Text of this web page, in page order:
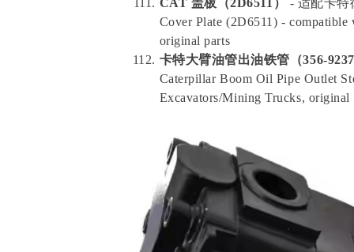
CAT 盖板（2D6511）
- 适配卡特
Cover Plate (2D6511) -
original parts
卡特大臂油管出油铁管（356-
Caterpillar Boom Oil Pipe Outlet
Excavators/Mining Trucks, original